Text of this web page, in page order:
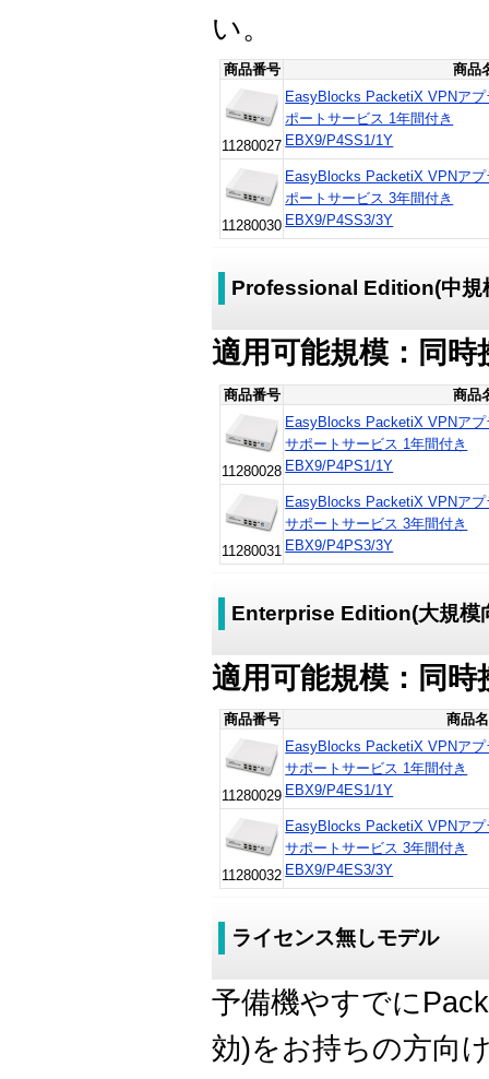
い。
商品番号 商品
11280027
EasyBlocks PacketiX VPNア
ポートサービス 1年間付き
EBX9/P4SS1/1Y
11280030
EasyBlocks PacketiX VPNア
ポートサービス 3年間付き
EBX9/P4SS3/3Y
Professional Edition(中規
適用可能規模：同
商品番号 商品
11280028
EasyBlocks PacketiX VPNア
サポートサービス 1年間付き
EBX9/P4PS1/1Y
11280031
EasyBlocks PacketiX VPNア
サポートサービス 3年間付き
EBX9/P4PS3/3Y
Enterprise Edition(大規模
適用可能規模：同
商品番号 商品
11280029
EasyBlocks PacketiX VPNア
サポートサービス 1年間付き
EBX9/P4ES1/1Y
11280032
EasyBlocks PacketiX VPNア
サポートサービス 3年間付き
EBX9/P4ES3/3Y
ライセンス無しモデル
予備機やすでに
効)をお持ちの方向